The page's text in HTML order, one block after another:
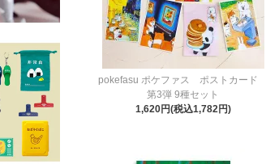
pokefasu ポケファス ポストカード
第3弾 9種セット
1,620円(税込1,782円)